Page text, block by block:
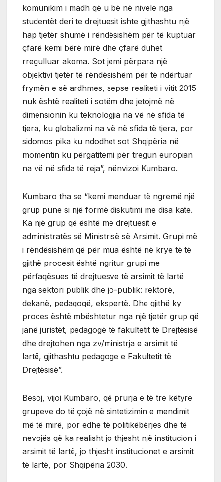
komunikim i madh që u bë në nivele nga
studentët deri te drejtuesit ishte gjithashtu një
hap tjetër shumë i rëndësishëm për të kuptuar
çfarë kemi bërë mirë dhe çfarë duhet
rregulluar akoma. Sot jemi përpara një
objektivi tjetër të rëndësishëm për të ndërtuar
frymën e së ardhmes, sepse realiteti i vitit 2015
nuk është realiteti i sotëm dhe jetojmë në
dimensionin ku teknologjia na vë në sfida të
tjera, ku globalizmi na vë në sfida të tjera, por
sidomos pika ku ndodhet sot Shqipëria në
momentin ku përgatitemi për tregun europian
na vë në sfida të reja”, nënvizoi Kumbaro.
Kumbaro tha se “kemi menduar të ngremë një
grup pune si një formë diskutimi me disa kate.
Ka një grup që është me drejtuesit e
administratës së Ministrisë së Arsimit. Grupi më
i rëndësishëm që për mua është në krye të të
gjithë procesit është ngritur grupi me
përfaqësues të drejtuesve të arsimit të lartë
nga sektori publik dhe jo-publik: rektorë,
dekanë, pedagogë, ekspertë. Dhe gjithë ky
proces është mbështetur nga një tjetër grup që
janë juristët, pedagogë të fakultetit të Drejtësisë
dhe drejtohen nga zv/ministrja e arsimit të
lartë, gjithashtu pedagoge e Fakultetit të
Drejtësisë”.
Besoj, vijoi Kumbaro, që prurja e të tre këtyre
grupeve do të çojë në sintetizimin e mendimit
më të mirë, por edhe të politikëbërjes dhe të
nevojës që ka realisht jo thjesht një institucion i
arsimit të lartë, jo thjesht institucionet e arsimit
të lartë, por Shqipëria 2030.